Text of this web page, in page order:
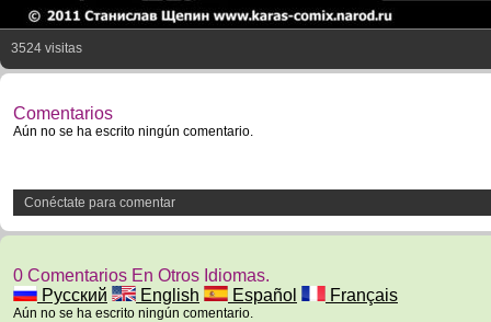
3524 visitas
Comentarios
Aún no se ha escrito ningún comentario.
Conéctate para comentar
0 Comentarios En Otros Idiomas.
Русский
English Español Français
Aún no se ha escrito ningún comentario.